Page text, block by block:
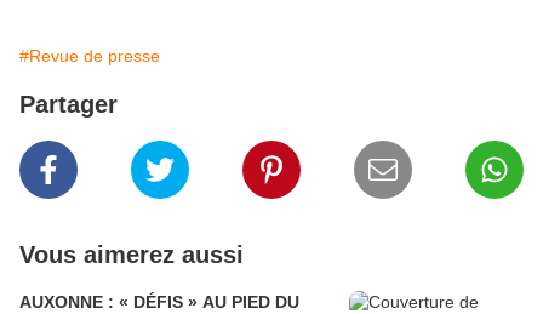
#Revue de presse
Partager
Vous aimerez aussi
AUXONNE : « DÉFIS » AU PIED DU